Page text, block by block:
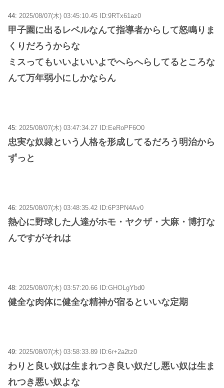
44: 2025/08/07(木) 03:45:10.45 ID:9RTx61az0
甲子園に出るレベルなんて指導者からして怒鳴りま
くりだろうからな
ミスってもいいよいいよでへらへらしてるところな
んて万年弱小にしかならん
45: 2025/08/07(木) 03:47:34.27 ID:EeRoPF6O0
忠実な奴隷という人格を形成してるだろう明治から
ずっと
46: 2025/08/07(木) 03:48:35.42 ID:6P3PN4Av0
熱心に野球した人達がホモ・ヤクザ・大麻・博打な
んですがそれは
48: 2025/08/07(木) 03:57:20.66 ID:GHOLgYbd0
健全な肉体に健全な精神が宿るといいな定期
49: 2025/08/07(木) 03:58:33.89 ID:6r+2a2tz0
わりと良い奴は生まれつき良い奴だし悪い奴は生ま
れつき悪い奴よな